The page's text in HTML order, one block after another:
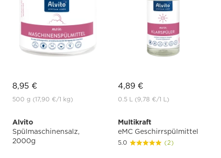
8,95 €
500 g (17,90 €/1 kg)
4,89 €
0.5 L (9,78 €/1 L)
Alvito
Spülmaschinensalz,
2000g
Multikraft
eMC Geschirrspülmittel
5.0 (2)